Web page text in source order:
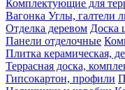
Комплектующие для
Вагонка Углы, галтели
Отделка деревом Доска
Панели отделочные
Плитка керамическая,
Террасная доска,
Гипсокартон, профили